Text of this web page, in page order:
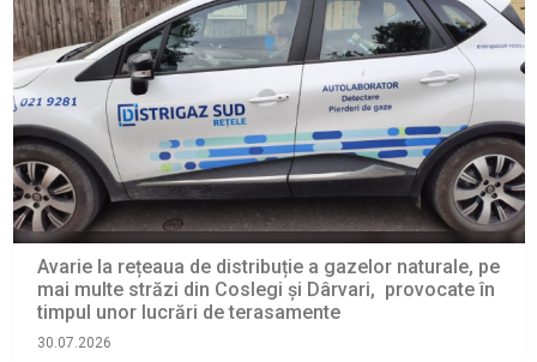
Avarie la rețeaua de distribuție a gazelor naturale, pe
mai multe străzi din Coslegi și Dârvari, provocate în
timpul unor lucrări de terasamente
30.07.2026